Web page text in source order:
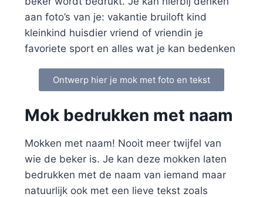
aan foto’s van je: vakantie bruiloft kind
kleinkind huisdier vriend of vriendin je
favoriete sport en alles wat je kan bedenken
Ontwerp hier je mok met foto en tekst
Mok bedrukken met naam
Mokken met naam! Nooit meer twijfel van
wie de beker is. Je kan deze mokken laten
bedrukken met de naam van iemand maar
natuurlijk ook met een lieve tekst zoals